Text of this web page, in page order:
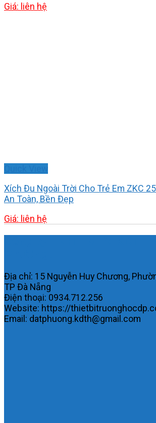
Giá: liên hệ
Xích Đu Ngoài Trời Cho Trẻ Em ZKC
An Toàn, Bền Đẹp
Giá: liên hệ
Địa chỉ: 15 Nguyễn Huy Chương,
TP Đà Nẵng
Điện thoại: 0934.712.256
Website: https://
Email: datphuong.kdth@gmail.com